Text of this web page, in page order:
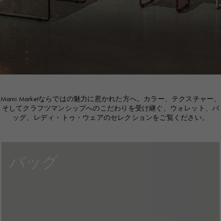
Marni Marketならではの魅力に惹かれた方へ。カラー、テクスチャー、
そしてクラフツマンシップへのこだわりを受け継ぐ、ウォレット、バ
ッグ、レディ・トゥ・ウェアのセレクションをご覧ください。